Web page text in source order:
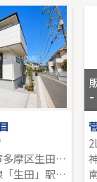
神奈川県川崎市多摩区生田６丁目
小田急小田原線「生田」駅 徒歩10分
-